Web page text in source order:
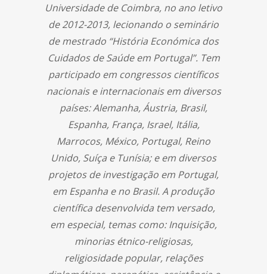
Universidade de Coimbra, no ano letivo
de 2012-2013, lecionando o seminário
de mestrado “História Económica dos
Cuidados de Saúde em Portugal”. Tem
participado em congressos científicos
nacionais e internacionais em diversos
países: Alemanha, Áustria, Brasil,
Espanha, França, Israel, Itália,
Marrocos, México, Portugal, Reino
Unido, Suíça e Tunísia; e em diversos
projetos de investigação em Portugal,
em Espanha e no Brasil. A produção
científica desenvolvida tem versado,
em especial, temas como: Inquisição,
minorias étnico-religiosas,
religiosidade popular, relações